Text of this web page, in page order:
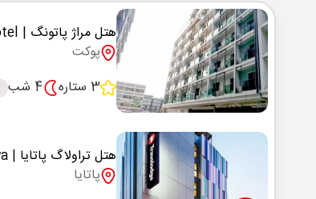
هتل مراژ پاتونگ | Mirage Patong Phuket Hotel
پوکت
3 ستاره
4 شب
هتل تراولاگ پاتایا | travelodge pattaya
پاتایا